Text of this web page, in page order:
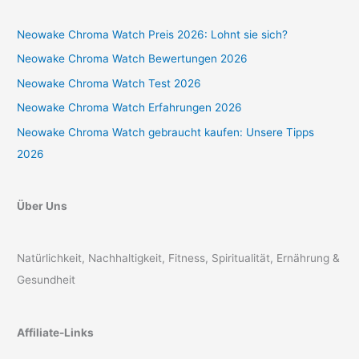
Neowake Chroma Watch Preis 2026: Lohnt sie sich?
Neowake Chroma Watch Bewertungen 2026
Neowake Chroma Watch Test 2026
Neowake Chroma Watch Erfahrungen 2026
Neowake Chroma Watch gebraucht kaufen: Unsere Tipps
2026
Über Uns
Natürlichkeit, Nachhaltigkeit, Fitness, Spiritualität, Ernährung &
Gesundheit
Affiliate-Links